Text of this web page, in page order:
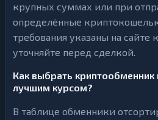
крупных суммах или при
определённые
требования указаны на
уточняйте перед сделкой.
Как выбрать криптообменник
лучшим курсом?
В таблице обменники